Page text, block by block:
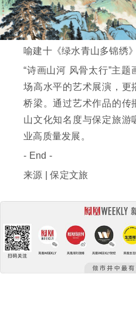
喻建十《绿水青山多锦绣》
“诗画山河 风骨太行”主
场高水平的艺术展演，更
桥梁。通过艺术作品的传
山文化知名度与保定旅游
业高质量发展。
- End -
来源 | 保定文旅